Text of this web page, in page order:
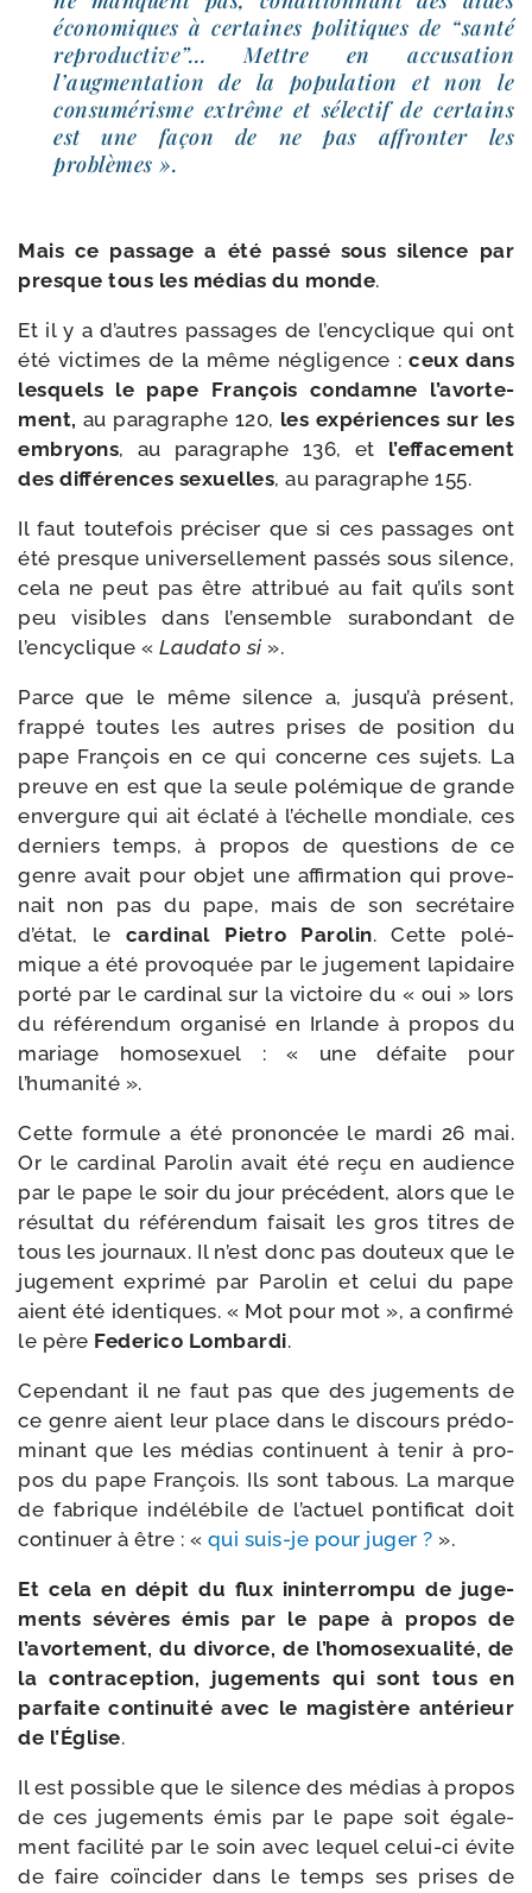
éco­no­miques à cer­taines poli­tiques de “san­té
repro­duc­tive”… Mettre en accu­sa­tion
l’augmentation de la popu­la­tion et non le
consu­mé­risme extrême et sélec­tif de cer­tains
est une façon de ne pas affron­ter les
problèmes ».
Mais ce pas­sage a été pas­sé sous silence par
presque tous les médias du monde.
Et il y a d’autres pas­sages de l’en­cy­clique qui ont
été vic­times de la même négli­gence : ceux dans
les­quels le pape François condamne l’a­vor­te­
ment, au para­graphe 120, les expé­riences sur les
embryons, au para­graphe 136, et l’effacement
des dif­fé­rences sexuelles, au para­graphe 155.
Il faut tou­te­fois pré­ci­ser que si ces pas­sages ont
été presque uni­ver­sel­le­ment pas­sés sous silence,
cela ne peut pas être attri­bué au fait qu’ils sont
peu visibles dans l’ensemble sur­abon­dant de
l’encyclique « Laudato si ».
Parce que le même silence a, jusqu’à pré­sent,
frap­pé toutes les autres prises de posi­tion du
pape François en ce qui concerne ces sujets. La
preuve en est que la seule polé­mique de grande
enver­gure qui ait écla­té à l’échelle mon­diale, ces
der­niers temps, à pro­pos de ques­tions de ce
genre avait pour objet une affir­ma­tion qui pro­ve­
nait non pas du pape, mais de son secré­taire
d’état, le car­di­nal Pietro Parolin. Cette polé­
mique a été pro­vo­quée par le juge­ment lapi­daire
por­té par le car­di­nal sur la vic­toire du « oui » lors
du réfé­ren­dum orga­ni­sé en Irlande à pro­pos du
mariage homo­sexuel : « une défaite pour
l’humanité ».
Cette for­mule a été pro­non­cée le mar­di 26 mai.
Or le car­di­nal Parolin avait été reçu en audience
par le pape le soir du jour pré­cé­dent, alors que le
résul­tat du réfé­ren­dum fai­sait les gros titres de
tous les jour­naux. Il n’est donc pas dou­teux que le
juge­ment expri­mé par Parolin et celui du pape
aient été iden­tiques. « Mot pour mot », a confir­mé
le père Federico Lombardi.
Cependant il ne faut pas que des juge­ments de
ce genre aient leur place dans le dis­cours pré­do­
mi­nant que les médias conti­nuent à tenir à pro­
pos du pape François. Ils sont tabous. La marque
de fabrique indé­lé­bile de l’actuel pon­ti­fi­cat doit
conti­nuer à être : « qui suis-​je pour juger ? ».
Et cela en dépit du flux inin­ter­rom­pu de juge­
ments sévères émis par le pape à pro­pos de
l’avortement, du divorce, de l’homosexualité, de
la contra­cep­tion, juge­ments qui sont tous en
par­faite conti­nui­té avec le magis­tère anté­rieur
de l’Église.
Il est pos­sible que le silence des médias à pro­pos
de ces juge­ments émis par le pape soit éga­le­
ment faci­li­té par le soin avec lequel celui-​ci évite
de faire coïn­ci­der dans le temps ses prises de